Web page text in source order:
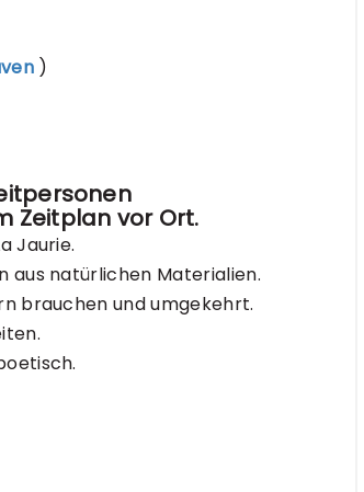
)
Zeitplan vor Ort.
Jaurie.
aus natürlichen Materialien.
brauchen und umgekehrt.